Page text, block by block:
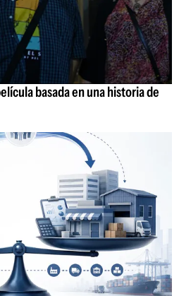
basada en una historia de